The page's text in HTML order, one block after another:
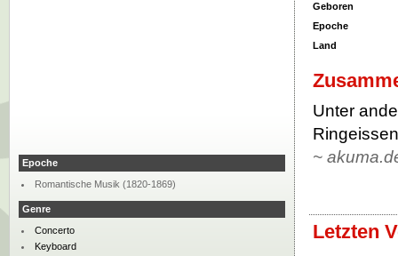
Geboren
Epoche
Land
Unter
~
Letzten
Epoche
Romantische Musik (1820-1869)
Genre
Concerto
Keyboard